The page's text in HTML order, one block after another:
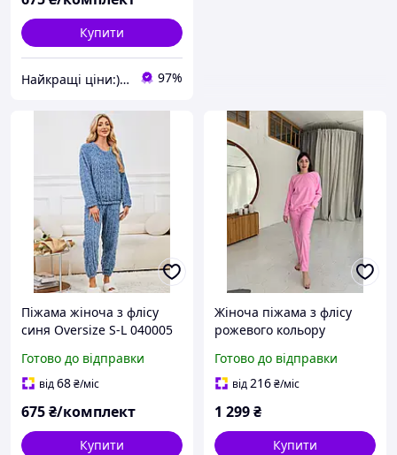
Купити
Найкращі ціни:) Lightssshop 97%
Піжама жіноча з флісу
синя Oversize S-L 040005
Готово до відправки
від68₴/міс
675₴/комплект
Купити
Жіноча піжама з флісу
рожевого кольору
Готово до відправки
від216₴/міс
1 299₴
Купити